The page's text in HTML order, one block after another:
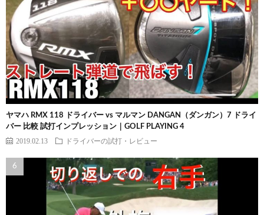
ヤマハ RMX 118 ドライバー vs マルマン DANGAN（ダンガン）7 ドライ
バー 比較 試打インプレッション｜GOLF PLAYING 4
2019.02.13 ドライバーの試打・レビュー